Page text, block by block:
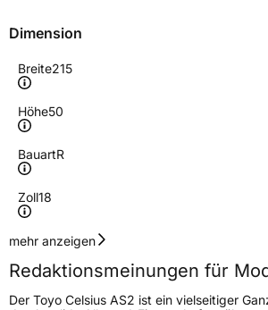
Dimension
Breite215
Höhe50
BauartR
Zoll18
Geschwindigkeitsindex
Höchstgeschwindigkeit
270 km/h
mehr anzeigen
Redaktionsmeinungen für
Der Toyo Celsius AS2 ist ein vielseitiger